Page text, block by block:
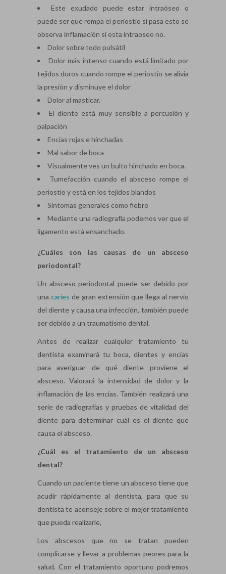
Este exudado puede estar intraóseo o
puede ser que rompa el periostio si pasa esto se
observa inflamación si esta intraoseo no.
Dolor sobre todo pulsátil
Dolor más intenso cuando está limitado por
tejidos duros cuando rompe el periostio se alivia
la presión y disminuye el dolor
Dolor al masticar.
El diente está muy sensible a percusión y
palpación
Encías rojas e hinchadas
Mal sabor de boca
Visualmente ves un bulto hinchado en boca.
Tumefacción cuando el absceso rompe el
periostio y está en los tejidos blandos
Síntomas generales como fiebre
Mediante una radiografía podemos ver que el
ligamento está ensanchado.
¿Cuáles son las causas de un absceso
periodontal?
Un absceso periodontal puede ser debido por
una caries de gran extensión que llega al nervio
del diente y causa una infección, también puede
ser debido a un traumatismo dental.
Antes de realizar cualquier tratamiento tu
dentista examinará tu boca, dientes y encías
para averiguar de qué diente proviene el
absceso. Valorará la intensidad de dolor y la
inflamación de las encías. También realizará una
serie de radiografías y pruebas de vitalidad del
diente para determinar cuál es el diente que
causa el absceso.
¿Cuál es el tratamiento de un absceso
dental?
Cuando un paciente tiene un absceso tiene que
acudir rápidamente al dentista, para que su
dentista te aconseje sobre el mejor tratamiento
que pueda realizarle,
Los abscesos que no se tratan pueden
complicarse y llevar a problemas peores para la
salud. Con el tratamiento oportuno podremos